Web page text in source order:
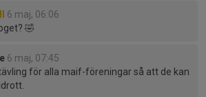
6 maj, 06:06
🤣
6 maj, 07:45
för alla maif-föreningar så att de kan